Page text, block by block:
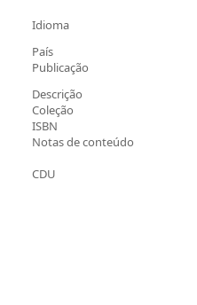
Idioma
País
Publicação
Descrição
Coleção
ISBN
Notas de conteúdo
CDU